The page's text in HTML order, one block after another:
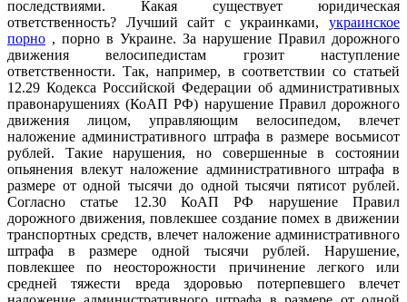
последствиями. Какая существует юридическая
ответственность? Лучший сайт с украинками, украинское
порно , порно в Украине. За нарушение Правил дорожного
движения велосипедистам грозит наступление
ответственности. Так, например, в соответствии со статьей
12.29 Кодекса Российской Федерации об административных
правонарушениях (КоАП РФ) нарушение Правил дорожного
движения лицом, управляющим велосипедом, влечет
наложение административного штрафа в размере восьмисот
рублей. Такие нарушения, но совершенные в состоянии
опьянения влекут наложение административного штрафа в
размере от одной тысячи до одной тысячи пятисот рублей.
Согласно статье 12.30 КоАП РФ нарушение Правил
дорожного движения, повлекшее создание помех в движении
транспортных средств, влечет наложение административного
штрафа в размере одной тысячи рублей. Нарушение,
повлекшее по неосторожности причинение легкого или
средней тяжести вреда здоровью потерпевшего влечет